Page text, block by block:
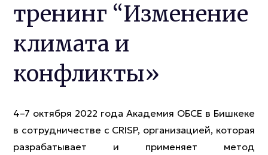
тренинг “Изменение
климата и
конфликты»
4–7 октября 2022 года Академия ОБСЕ в Бишкеке
в сотрудничестве с CRISP, организацией, которая
разрабатывает и применяет метод